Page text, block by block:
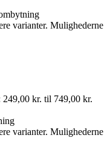
varianter. Mulighederne
249,00 kr. til 749,00 kr.
varianter. Mulighederne